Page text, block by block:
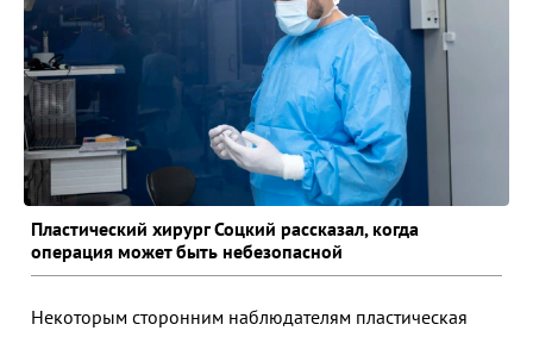
Пластический хирург Соцкий рассказал, когда
операция может быть небезопасной
Некоторым сторонним наблюдателям пластическая